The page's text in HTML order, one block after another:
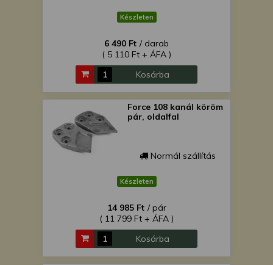
Készleten
6 490 Ft / darab
( 5 110 Ft + ÁFA )
Kosárba
Force 108 kanál köröm
pár, oldalfal
Normál szállítás
Készleten
14 985 Ft / pár
( 11 799 Ft + ÁFA )
Kosárba